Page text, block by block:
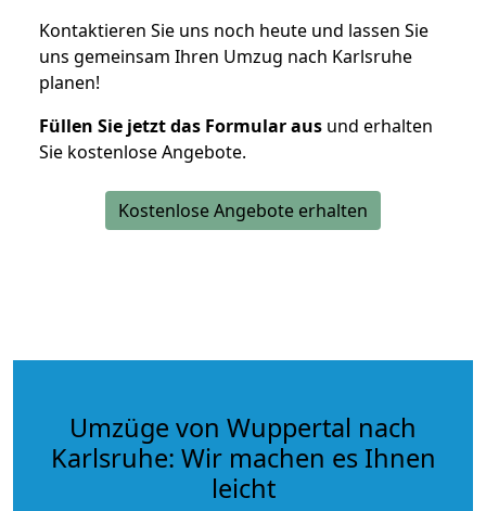
Kontaktieren Sie uns noch heute und lassen Sie
uns gemeinsam Ihren Umzug nach Karlsruhe
planen!
Füllen Sie jetzt das Formular aus und erhalten
Sie kostenlose Angebote.
Kostenlose Angebote erhalten
Umzüge von Wuppertal nach
Karlsruhe: Wir machen es Ihnen
leicht